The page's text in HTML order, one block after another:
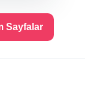
Sayfalar